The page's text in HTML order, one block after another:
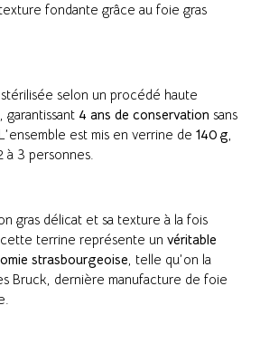
fondante grâce au foie gras
selon un procédé haute
garantissant 4 ans de conservation sans
est mis en verrine de 140 g,
à 3 personnes.
gras délicat et sa texture à la fois
terrine représente un véritable
strasbourgeoise, telle qu’on la
Bruck, dernière manufacture de foie